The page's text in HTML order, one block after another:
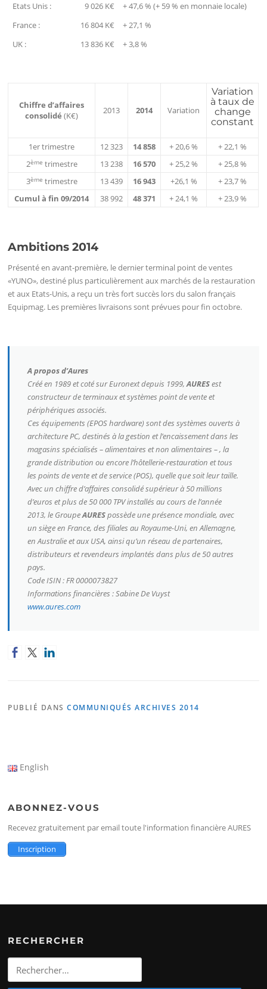
Etats Unis :
9 026 K€
+ 47,6 % (+ 59 % en monnaie locale)
France :
16 804 K€
+ 27,1 %
UK :
13 836 K€ + 3,8 %
Chiffre d’affaires
consolidé(K€) 2013 2014 Variation
Variation
à taux de
change
constant
1er trimestre 12 323 14 858 + 20,6 %
+ 22,1 %
2ème trimestre 13 238 16 570 + 25,2 %
+ 25,8 %
3ème trimestre 13 439 16 943 +26,1 %
+ 23,7 %
Cumul à fin 09/2014
38 992 48 371 + 24,1 % + 23,9 %
Ambitions 2014
Présenté en avant-première, le dernier terminal point de ventes
«YUNO», destiné plus particulièrement aux marchés de la restauration
et aux Etats-Unis, a reçu un très fort succès lors du salon français
Equipmag. Les premières livraisons sont prévues pour fin octobre.
A propos d’Aures
Créé en 1989 et coté sur Euronext depuis 1999,AURESest
constructeur de terminaux et systèmes point de vente et
périphériques associés.
Ces équipements (EPOS hardware) sont des systèmes ouverts à
architecture PC, destinés à la gestion et l’encaissement dans les
magasins spécialisés – alimentaires et non alimentaires – , la
grande distribution ou encore l’hôtellerie-restauration et tous
les points de vente et de service (POS), quelle que soit leur taille.
Avec un chiffre d’affaires consolidé supérieur à 50 millions
d’euros et plus de 50 000 TPV installés au cours de l’année
2013, le GroupeAURESpossède une présence mondiale, avec
un siège en France, des filiales au Royaume-Uni, en Allemagne,
en Australie et aux USA, ainsi qu’un réseau de partenaires,
distributeurs et revendeurs implantés dans plus de 50 autres
pays.
Code ISIN : FR 0000073827
Informations financières : Sabine De Vuyst
www.aures.com
PUBLIÉ DANSCOMMUNIQUÉS ARCHIVES 2014
English
ABONNEZ-VOUS
Recevez gratuitement par email toute l'information financière AURES
Inscription
RECHERCHER
Rechercher